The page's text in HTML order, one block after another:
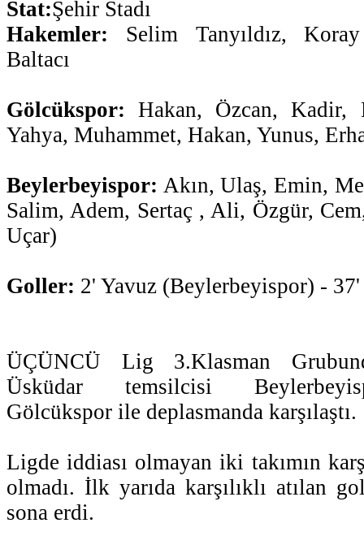
Stat:Şehir Stadı
Hakemler: Selim Tanyıldız,
Baltacı
Gölcükspor: Hakan, Özcan, Kadir,
Yahya, Muhammet, Hakan, Yunus,
Beylerbeyispor: Akın, Ulaş, Emin,
Salim, Adem, Sertaç , Ali, Özgür,
Uçar)
Goller: 2' Yavuz (Beylerbeyispor) -
ÜÇÜNCÜ Lig 3.Klasman
Üsküdar temsilcisi
Gölcükspor ile deplasmanda karşılaştı.
Ligde iddiası olmayan iki takımın
olmadı. İlk yarıda karşılıklı atılan
sona erdi.